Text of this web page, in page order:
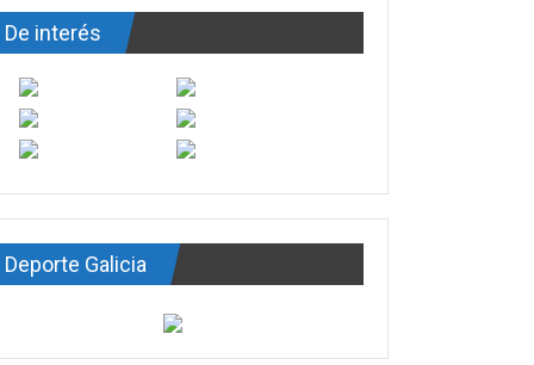
De interés
Deporte Galicia